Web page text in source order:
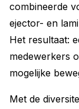
combineerde
ejector- en
Het resultaat:
medewerkers
mogelijke
Met de